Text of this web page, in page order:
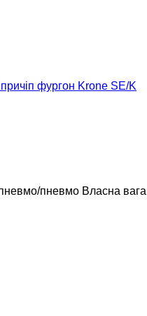
фургон Krone SE/K
пневмо Власна вага